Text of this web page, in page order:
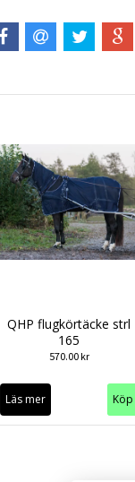
QHP flugkörtäcke strl
165
570.00 kr
Läs mer Köp